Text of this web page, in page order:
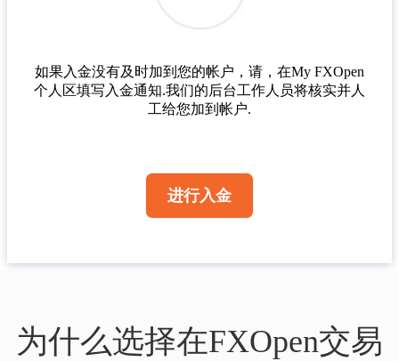
如果入金没有及时加到您的帐户，请，在My FXOpen
个人区填写入金通知.我们的后台工作人员将核实并人
工给您加到帐户.​
进行入金
为什么选择在FXOpen交易